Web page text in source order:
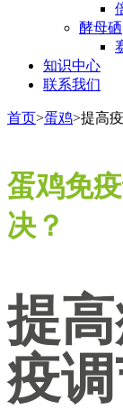
酵母硒
知识中心
联系我们
首页>蛋鸡>提高
蛋鸡免
决？
提
疫